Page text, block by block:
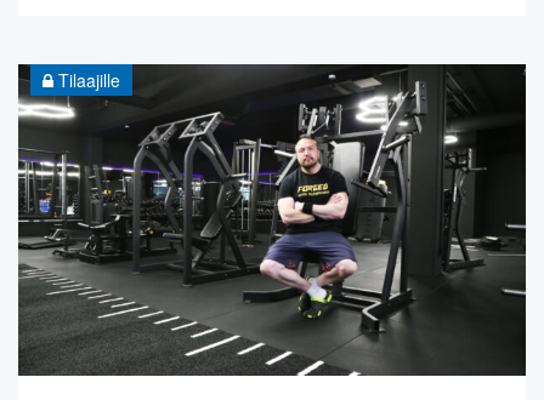
Tilaajille